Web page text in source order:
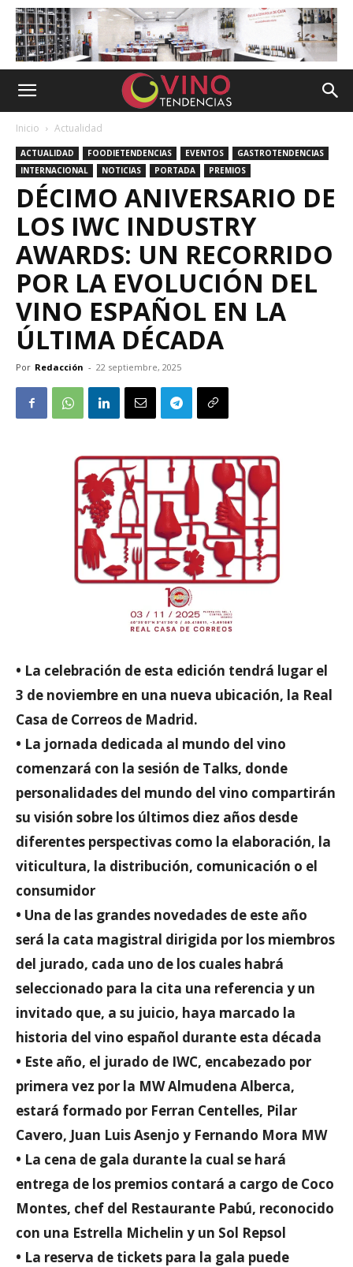
Inicio Actualidad
ACTUALIDAD FOODIETENDENCIAS EVENTOS
GASTROTENDENCIAS
INTERNACIONAL
NOTICIAS PORTADA PREMIOS
DÉCIMO ANIVERSARIO DE
LOS IWC INDUSTRY
AWARDS: UN RECORRIDO
POR LA EVOLUCIÓN DEL
VINO ESPAÑOL EN LA
ÚLTIMA DÉCADA
Por Redacción - 22 septiembre, 2025
• La celebración de esta edición tendrá lugar el
3 de noviembre en una nueva ubicación, la Real
Casa de Correos de Madrid.
• La jornada dedicada al mundo del vino
comenzará con la sesión de Talks, donde
personalidades del mundo del vino compartirán
su visión sobre los últimos diez años desde
diferentes perspectivas como la elaboración, la
viticultura, la distribución, comunicación o el
consumidor
• Una de las grandes novedades de este año
será la cata magistral dirigida por los miembros
del jurado, cada uno de los cuales habrá
seleccionado para la cita una referencia y un
invitado que, a su juicio, haya marcado la
historia del vino español durante esta década
• Este año, el jurado de IWC, encabezado por
primera vez por la MW Almudena Alberca,
estará formado por Ferran Centelles, Pilar
Cavero, Juan Luis Asenjo y Fernando Mora MW
• La cena de gala durante la cual se hará
entrega de los premios contará a cargo de Coco
Montes, chef del Restaurante Pabú, reconocido
con una Estrella Michelin y un Sol Repsol
• La reserva de tickets para la gala puede